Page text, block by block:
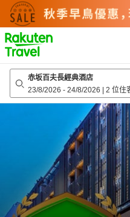
to
top
page
赤坂百夫長經典酒店
23/8/2026 - 24/8/2026 | 2 位住